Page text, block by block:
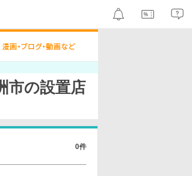
市の設置店
0件